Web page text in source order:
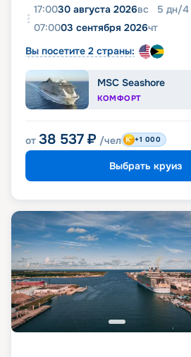
17:0030 августа 2026вс 5 дн/4
07:0003 сентября 2026чт
Вы посетите 2 страны:
MSC Seashore
КОМФОРТ
от 38 537 ₽ /чел +1 000
Выбрать круиз